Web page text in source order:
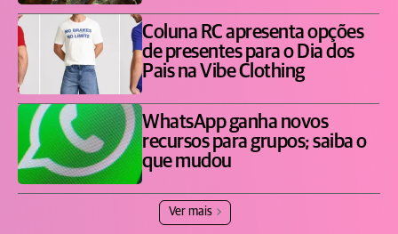
Coluna RC apresenta opções
de presentes para o Dia dos
Pais na Vibe Clothing
WhatsApp ganha novos
recursos para grupos; saiba o
que mudou
Ver mais